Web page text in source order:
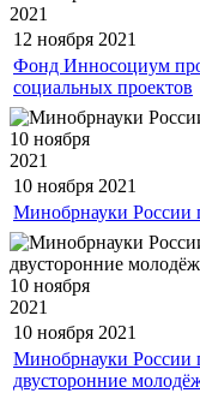
2021
12 ноября 2021
Фонд Инносоциум
социальных проектов
10 ноября
2021
10 ноября 2021
Минобрнауки России
10 ноября
2021
10 ноября 2021
Минобрнауки России
двусторонние